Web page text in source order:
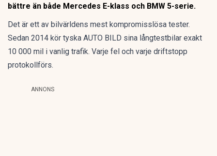
bättre än både Mercedes E-klass och BMW 5-serie.
Det är ett av bilvärldens mest kompromisslösa tester.
Sedan 2014 kör tyska AUTO BILD sina långtestbilar exakt
10 000 mil i vanlig trafik. Varje fel och varje driftstopp
protokollförs.
ANNONS